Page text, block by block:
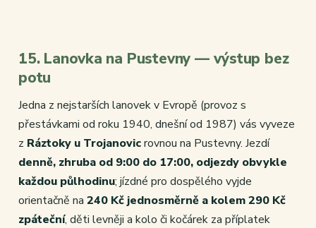
15. Lanovka na Pustevny — výstup bez
potu
Jedna z nejstarších lanovek v Evropě (provoz s
přestávkami od roku 1940, dnešní od 1987) vás vyveze
z Ráztoky u Trojanovicrovnou na Pustevny. Jezdí
denně, zhruba od 9:00 do 17:00, odjezdy obvykle
každou půlhodinu; jízdné pro dospělého vyjde
orientačně na 240 Kč jednosměrně a kolem 290 Kč
zpáteční, děti levněji a kolo či kočárek za příplatek